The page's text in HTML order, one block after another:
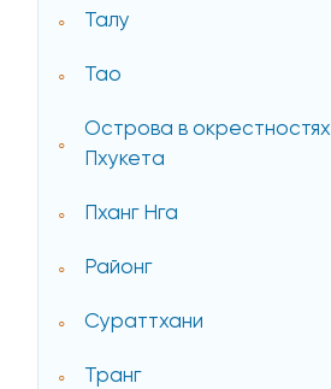
Талу
Тао
Острова в окрестностях
Пхукета
Пханг Нга
Районг
Сураттхани
Транг